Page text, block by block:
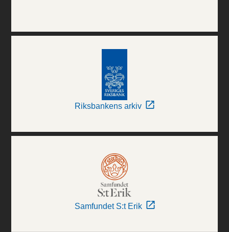
Riksbankens arkiv
Samfundet S:t Erik